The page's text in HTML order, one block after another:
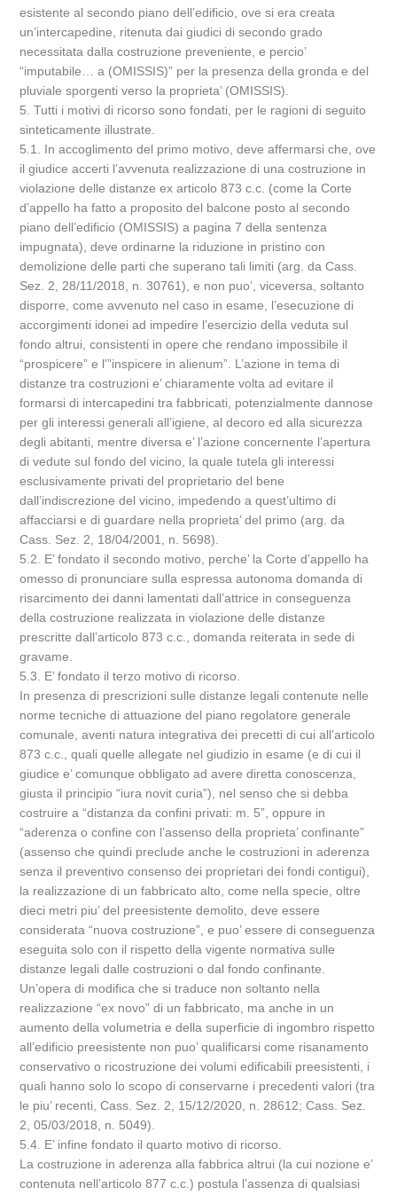
esistente al secondo piano dell’edificio, ove si era creata
un’intercapedine, ritenuta dai giudici di secondo grado
necessitata dalla costruzione preveniente, e percio’
“imputabile… a (OMISSIS)” per la presenza della gronda e del
pluviale sporgenti verso la proprieta’ (OMISSIS).
5. Tutti i motivi di ricorso sono fondati, per le ragioni di seguito
sinteticamente illustrate.
5.1. In accoglimento del primo motivo, deve affermarsi che, ove
il giudice accerti l’avvenuta realizzazione di una costruzione in
violazione delle distanze ex articolo 873 c.c. (come la Corte
d’appello ha fatto a proposito del balcone posto al secondo
piano dell’edificio (OMISSIS) a pagina 7 della sentenza
impugnata), deve ordinarne la riduzione in pristino con
demolizione delle parti che superano tali limiti (arg. da Cass.
Sez. 2, 28/11/2018, n. 30761), e non puo’, viceversa, soltanto
disporre, come avvenuto nel caso in esame, l’esecuzione di
accorgimenti idonei ad impedire l’esercizio della veduta sul
fondo altrui, consistenti in opere che rendano impossibile il
“prospicere” e l'”inspicere in alienum”. L’azione in tema di
distanze tra costruzioni e’ chiaramente volta ad evitare il
formarsi di intercapedini tra fabbricati, potenzialmente dannose
per gli interessi generali all’igiene, al decoro ed alla sicurezza
degli abitanti, mentre diversa e’ l’azione concernente l’apertura
di vedute sul fondo del vicino, la quale tutela gli interessi
esclusivamente privati del proprietario del bene
dall’indiscrezione del vicino, impedendo a quest’ultimo di
affacciarsi e di guardare nella proprieta’ del primo (arg. da
Cass. Sez. 2, 18/04/2001, n. 5698).
5.2. E’ fondato il secondo motivo, perche’ la Corte d’appello ha
omesso di pronunciare sulla espressa autonoma domanda di
risarcimento dei danni lamentati dall’attrice in conseguenza
della costruzione realizzata in violazione delle distanze
prescritte dall’articolo 873 c.c., domanda reiterata in sede di
gravame.
5.3. E’ fondato il terzo motivo di ricorso.
In presenza di prescrizioni sulle distanze legali contenute nelle
norme tecniche di attuazione del piano regolatore generale
comunale, aventi natura integrativa dei precetti di cui all’articolo
873 c.c., quali quelle allegate nel giudizio in esame (e di cui il
giudice e’ comunque obbligato ad avere diretta conoscenza,
giusta il principio “iura novit curia”), nel senso che si debba
costruire a “distanza da confini privati: m. 5”, oppure in
“aderenza o confine con l’assenso della proprieta’ confinante”
(assenso che quindi preclude anche le costruzioni in aderenza
senza il preventivo consenso dei proprietari dei fondi contigui),
la realizzazione di un fabbricato alto, come nella specie, oltre
dieci metri piu’ del preesistente demolito, deve essere
considerata “nuova costruzione”, e puo’ essere di conseguenza
eseguita solo con il rispetto della vigente normativa sulle
distanze legali dalle costruzioni o dal fondo confinante.
Un’opera di modifica che si traduce non soltanto nella
realizzazione “ex novo” di un fabbricato, ma anche in un
aumento della volumetria e della superficie di ingombro rispetto
all’edificio preesistente non puo’ qualificarsi come risanamento
conservativo o ricostruzione dei volumi edificabili preesistenti, i
quali hanno solo lo scopo di conservarne i precedenti valori (tra
le piu’ recenti, Cass. Sez. 2, 15/12/2020, n. 28612; Cass. Sez.
2, 05/03/2018, n. 5049).
5.4. E’ infine fondato il quarto motivo di ricorso.
La costruzione in aderenza alla fabbrica altrui (la cui nozione e’
contenuta nell’articolo 877 c.c.) postula l’assenza di qualsiasi